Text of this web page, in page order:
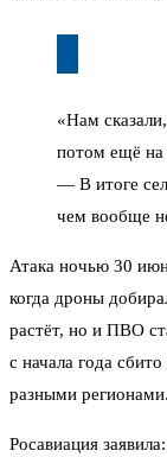
«Нам
потом ещё на
— В итоге
чем вообще
Атака ночью 30
когда дроны
растёт, но и ПВО
с начала года
разными
Росавиация